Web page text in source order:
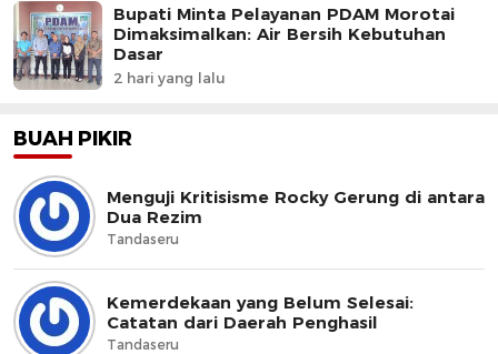
Bupati Minta Pelayanan PDAM Morotai
Dimaksimalkan: Air Bersih Kebutuhan
Dasar
2 hari yang lalu
BUAH PIKIR
Menguji Kritisisme Rocky Gerung di antara
Dua Rezim
Tandaseru
Kemerdekaan yang Belum Selesai:
Catatan dari Daerah Penghasil
Tandaseru